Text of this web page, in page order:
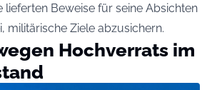
lieferten Beweise für seine Absichten
militärische Ziele abzusichern.
Hochverrats im